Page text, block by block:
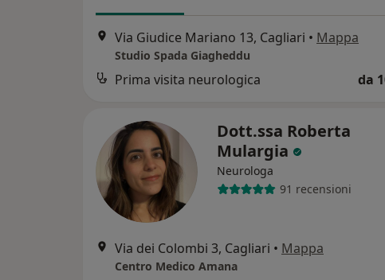
Via Giudice Mariano 13, Cagliari • Mappa
Studio Spada Giagheddu
Prima visita neurologica da
Dott.ssa Roberta
Mulargia
Neurologa
91 recensioni
Via dei Colombi 3, Cagliari • Mappa
Centro Medico Amana